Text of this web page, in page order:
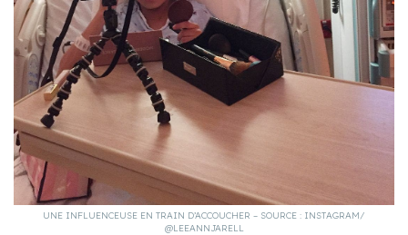
UNE INFLUENCEUSE EN TRAIN D’ACCOUCHER – SOURCE : INSTAGRAM/
@LEEANNJARELL